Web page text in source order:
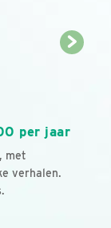
per jaar
met
verhalen.